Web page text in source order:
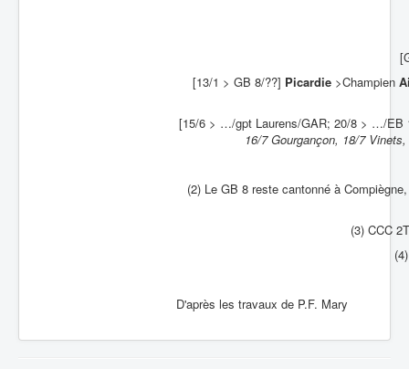
[13/1 > GB 8/??] Picardie>Champien
[15/6 > …/gpt Laurens/GAR; 20/8 > …/EB
16/7 Gourgançon, 18/7
(2) Le GB 8 reste cantonné à
(3) CCC
D'après les travaux de P.F. Mary